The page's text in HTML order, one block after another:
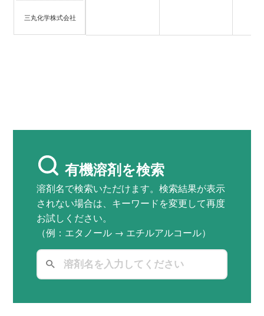
三丸化学株式会社
有機溶剤を検索
溶剤名で検索いただけます。検索結果が表示
されない場合は、キーワードを変更して再度
お試しください。
（例：エタノール → エチルアルコール）